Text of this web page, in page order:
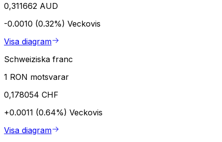
0,311662 AUD
-0.0010 (0.32%) Veckovis
Visa diagram
Schweiziska franc
1 RON motsvarar
0,178054 CHF
+0.0011 (0.64%) Veckovis
Visa diagram